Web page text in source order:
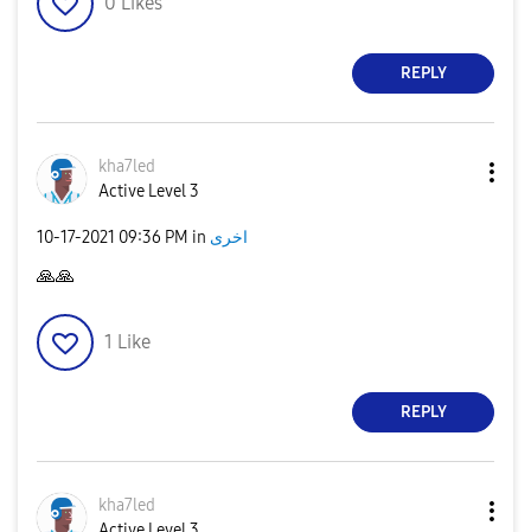
REPLY
kha7led
Active Level 3
‎10-17-2021 09:36 PM in اخرى
🙏🙏
1 Like
REPLY
kha7led